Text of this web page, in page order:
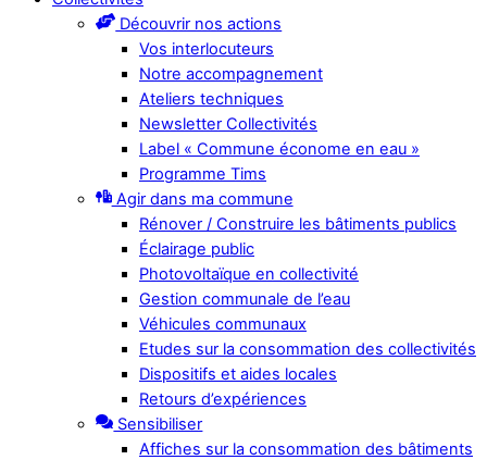
Découvrir nos actions
Vos interlocuteurs
Notre accompagnement
Ateliers techniques
Newsletter Collectivités
Label « Commune économe en eau »
Programme Tims
Agir dans ma commune
Rénover / Construire les bâtiments publics
Éclairage public
Photovoltaïque en collectivité
Gestion communale de l’eau
Véhicules communaux
Etudes sur la consommation des collectivités
Dispositifs et aides locales
Retours d’expériences
Sensibiliser
Affiches sur la consommation des bâtiments